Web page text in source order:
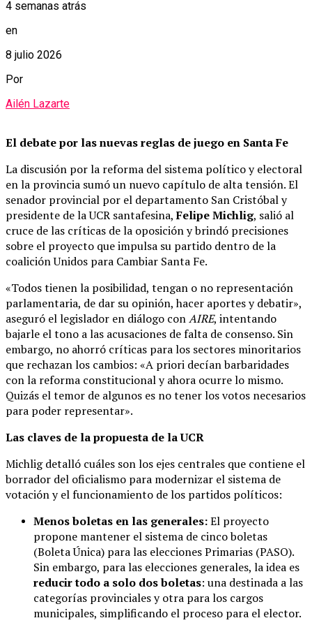
4 semanas atrás
en
8 julio 2026
Por
Ailén Lazarte
El debate por las nuevas reglas de juego en Santa Fe
La discusión por la reforma del sistema político y electoral
en la provincia sumó un nuevo capítulo de alta tensión. El
senador provincial por el departamento San Cristóbal y
presidente de la UCR santafesina,Felipe Michlig, salió al
cruce de las críticas de la oposición y brindó precisiones
sobre el proyecto que impulsa su partido dentro de la
coalición Unidos para Cambiar Santa Fe.
«Todos tienen la posibilidad, tengan o no representación
parlamentaria, de dar su opinión, hacer aportes y debatir»,
aseguró el legislador en diálogo conAIRE, intentando
bajarle el tono a las acusaciones de falta de consenso. Sin
embargo, no ahorró críticas para los sectores minoritarios
que rechazan los cambios: «A priori decían barbaridades
con la reforma constitucional y ahora ocurre lo mismo.
Quizás el temor de algunos es no tener los votos necesarios
para poder representar».
Las claves de la propuesta de la UCR
Michlig detalló cuáles son los ejes centrales que contiene el
borrador del oficialismo para modernizar el sistema de
votación y el funcionamiento de los partidos políticos:
Menos boletas en las generales:El proyecto
propone mantener el sistema de cinco boletas
(Boleta Única) para las elecciones Primarias (PASO).
Sin embargo, para las elecciones generales, la idea es
reducir todo a solo dos boletas: una destinada a las
categorías provinciales y otra para los cargos
municipales, simplificando el proceso para el elector.